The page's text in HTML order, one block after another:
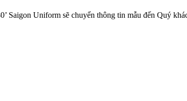
Saigon Uniform sẽ chuyển thông tin mẫu đến Quý